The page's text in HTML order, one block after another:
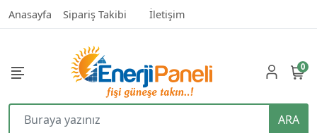
Anasayfa Sipariş Takibi İletişim
ARA
0